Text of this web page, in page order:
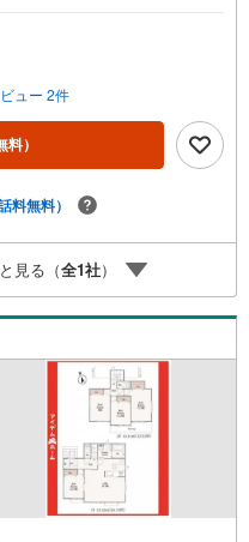
のご来店・ご見学、大歓迎♪
】設計住宅性能評価書、建設
台、庭、敷地面積61坪、ワイ
町」停 徒歩3分（約240m）
までバス乗車16分■にじの丘
）■にじの丘中学校:徒歩24分
！聞きたい！にスピード対
安な方もおまかせください！
ーMOVIEを公開中!!写真だけ
たっぷりご紹介しております
料や発売予定物件等ござい
ュー 2件
料）
料無料）
見る（全1社）